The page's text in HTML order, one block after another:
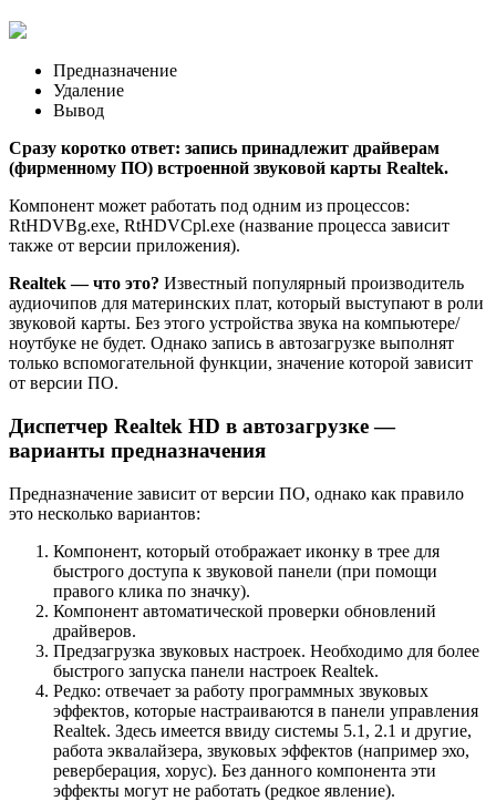
Предназначение
Удаление
Вывод
Сразу коротко ответ: запись принадлежит драйверам
(фирменному ПО) встроенной звуковой карты Realtek.
Компонент может работать под одним из процессов:
RtHDVBg.exe, RtHDVCpl.exe (название процесса зависит
также от версии приложения).
Realtek — что это? Известный популярный производитель
аудиочипов для материнских плат, который выступают в роли
звуковой карты. Без этого устройства звука на компьютере/
ноутбуке не будет. Однако запись в автозагрузке выполнят
только вспомогательной функции, значение которой зависит
от версии ПО.
Диспетчер Realtek HD в автозагрузке —
варианты предназначения
Предназначение зависит от версии ПО, однако как правило
это несколько вариантов:
Компонент, который отображает иконку в трее для
быстрого доступа к звуковой панели (при помощи
правого клика по значку).
Компонент автоматической проверки обновлений
драйверов.
Предзагрузка звуковых настроек. Необходимо для более
быстрого запуска панели настроек Realtek.
Редко: отвечает за работу программных звуковых
эффектов, которые настраиваются в панели управления
Realtek. Здесь имеется ввиду системы 5.1, 2.1 и другие,
работа эквалайзера, звуковых эффектов (например эхо,
реверберация, хорус). Без данного компонента эти
эффекты могут не работать (редкое явление).